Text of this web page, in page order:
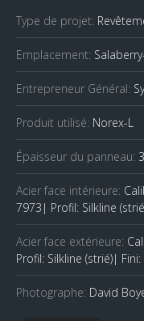
Type de projet:
Emplacement:
Entrepreneur Général:
Produit utilisé: Norex-L
Épaisseur du panneau:
Acier face intérieure:
7973| Profil: Silkline
Acier face extérieure:
Profil: Silkline (strié)| Fini:
Photographe: David